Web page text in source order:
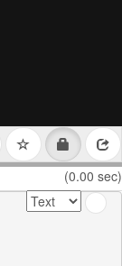
(0.00 sec)